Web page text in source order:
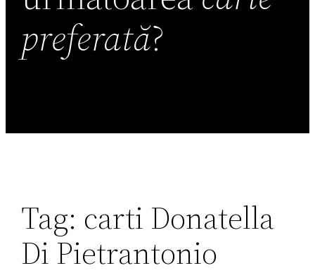
preferată?
Tag: carti Donatella
Di Pietrantonio